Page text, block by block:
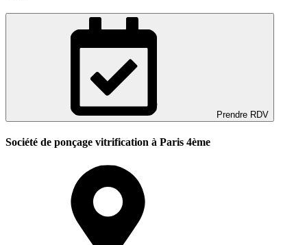
Prendre RDV
Société de ponçage vitrification à Paris 4ème